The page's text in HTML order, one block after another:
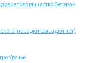
товарищество Ветеран
(посадки-высадки нет)
Уручье